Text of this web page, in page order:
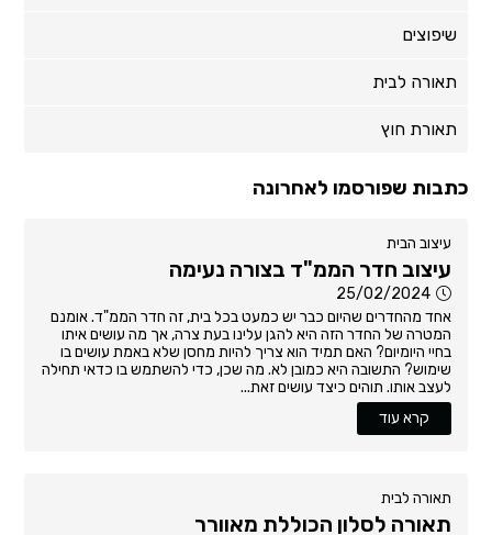
שיפוצים
תאורה לבית
תאורת חוץ
כתבות שפורסמו לאחרונה
עיצוב הבית
עיצוב חדר הממ"ד בצורה נעימה
25/02/2024
אחד מהחדרים שהיום כבר יש כמעט בכל בית, זה חדר הממ"ד. אומנם
המטרה של החדר הזה היא להגן עלינו בעת צרה, אך מה עושים איתו
בחיי היומיום? האם תמיד הוא צריך להיות מחסן שלא באמת עושים בו
שימוש? התשובה היא כמובן לא. מה שכן, כדי להשתמש בו כדאי תחילה
לעצב אותו. תוהים כיצד עושים זאת...
קרא עוד
תאורה לבית
תאורה לסלון הכוללת מאוורר